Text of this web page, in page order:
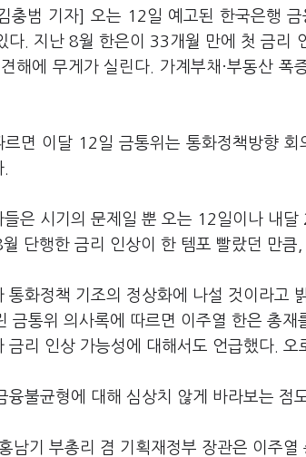
충범 기자] 오는 12일 예고된 한국은행
다. 지난 8월 한은이 33개월 만에 첫 금리
해에 무게가 실린다. 가계부채·부동산
르면 이달 12일 금통위는 통화정책방향
들은 시기의 문제일 뿐 오는 12일이나 내
단행한 금리 인상이 한 템포 빨랐던 만
통화정책 기조의 정상화에 나설 것이라고
금통위 의사록에 따르면 이주열 한은 총
금리 인상 가능성에 대해서도 언급했다.
융불균형에 대해 심상치 않게 바라보는 점
남기 부총리 겸 기획재정부 장관은 이주